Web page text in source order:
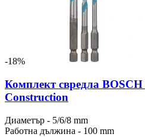
-18%
Комплект свредла
Construction
Диаметър - 5/6/8 mm
Работна дължина - 100 mm